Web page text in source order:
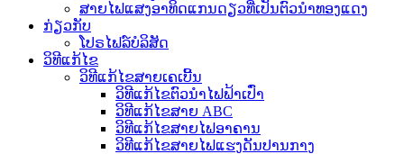
ສາຍໄຟແສງອາທິດແກນດຽວທີ່ເປັນຕົວນຳທອງແດງ
ກ່ຽວກັບ
ໂປຣໄຟລ໌ບໍລິສັດ
ວິທີແກ້ໄຂ
ວິທີແກ້ໄຂສາຍເຄເບີ້ນ
ວິທີແກ້ໄຂຕົວນຳໄຟຟ້າເປົ່າ
ວິທີແກ້ໄຂສາຍ ABC
ວິທີແກ້ໄຂສາຍໄຟອາຄານ
ວິທີແກ້ໄຂສາຍໄຟແຮງດັນປານກາງ